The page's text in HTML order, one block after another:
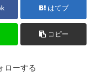
はてブ
コピー
ローする